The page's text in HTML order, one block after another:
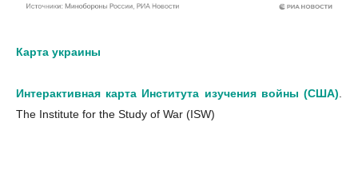
Карта украины
Интерактивная карта Института изучения войны (США)
The Institute for the Study of War (ISW)